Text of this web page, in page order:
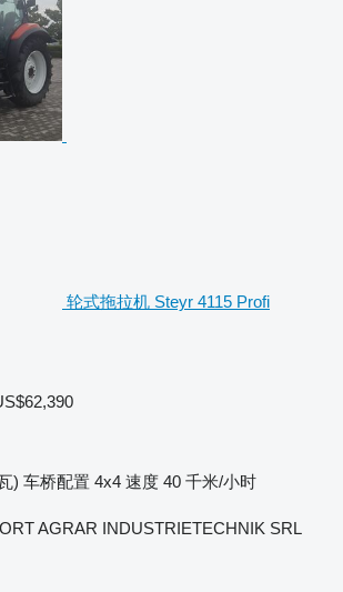
轮式拖拉机 Steyr 4115 Profi
) 车桥配置 4x4 速度 40 千米/小时
AGRAR INDUSTRIETECHNIK SRL